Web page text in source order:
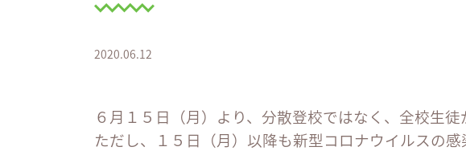
2020.06.12
６月１５日（月）より、分散登校ではなく、全校生徒
ただし、１５日（月）以降も新型コロナウイルスの